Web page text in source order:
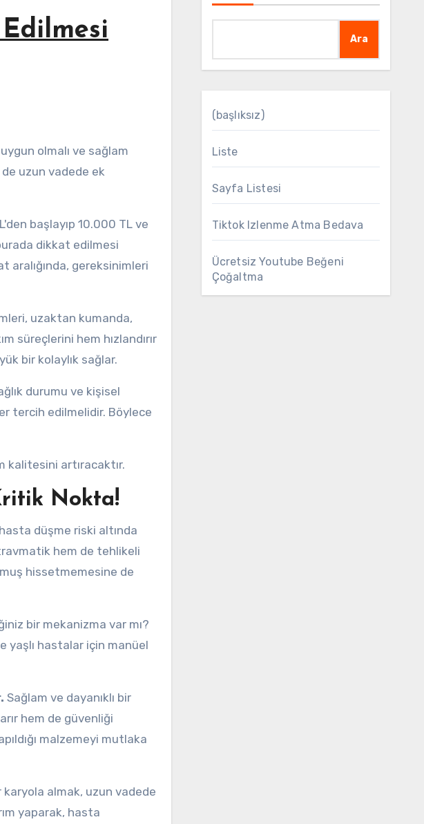
olmalı ve sağlam
uzun vadede ek
başlayıp 10.000 TL ve
dikkat edilmesi
aralığında, gereksinimleri
uzaktan kumanda,
süreçlerini hem hızlandırır
bir kolaylık sağlar.
durumu ve kişisel
tercih edilmelidir. Böylece
kalitesini artıracaktır.
Nokta!
düşme riski altında
hem de tehlikeli
hissetmemesine de
bir mekanizma var mı?
yaşlı hastalar için manüel
Sağlam ve dayanıklı bir
hem de güvenliği
malzemeyi mutlaka
karyola almak, uzun vadede
yaparak, hasta
Ara
(başlıksız)
Liste
Sayfa Listesi
Tiktok Izlenme Atma Bedava
Ücretsiz Youtube Beğeni
Çoğaltma